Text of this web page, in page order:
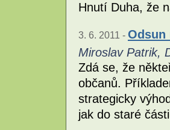
Hnutí Duha, že
3. 6. 2011 - Odsun
Miroslav Patrik,
Zdá se, že
občanů.
strategicky
jak do staré